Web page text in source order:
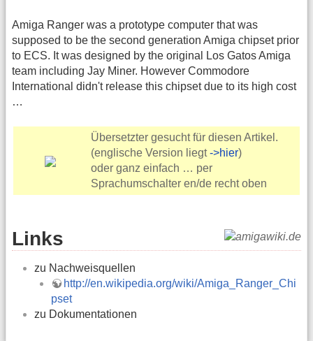
Amiga Ranger was a prototype computer that was
supposed to be the second generation Amiga chipset prior
to ECS. It was designed by the original Los Gatos Amiga
team including Jay Miner. However Commodore
International didn't release this chipset due to its high cost
…
Übersetzter gesucht für diesen Artikel.
(englische Version liegt->hier)
oder ganz einfach … per
Sprachumschalter en/de recht oben
Links
zu Nachweisquellen
http://en.wikipedia.org/wiki/Amiga_Ranger_Chi
pset
zu Dokumentationen